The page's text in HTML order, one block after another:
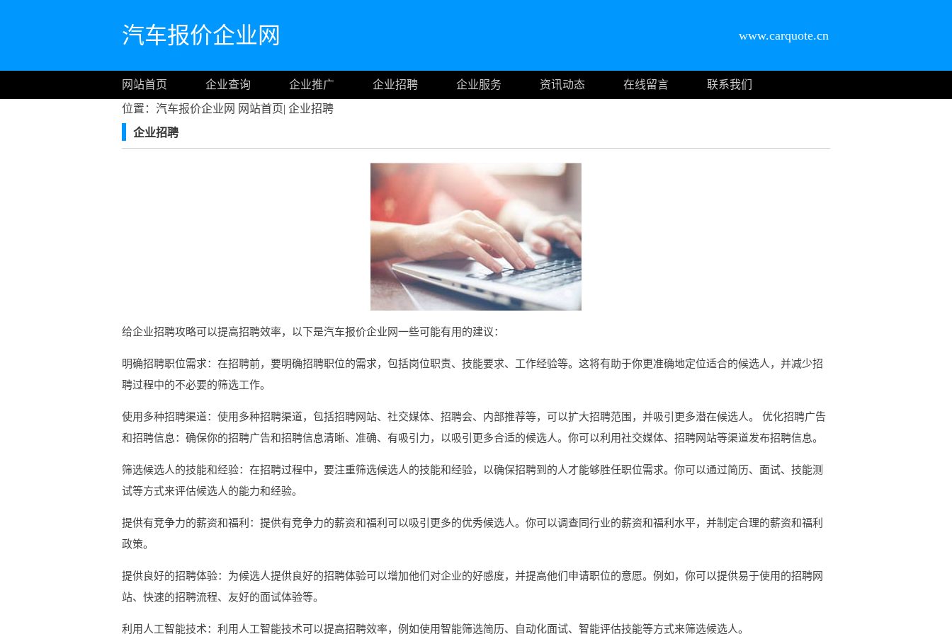
汽车报价企业网 www.carquote.cn
网站首页 企业查询 企业推广 企业招聘 企业服务 资讯动态 在线留言
联系我们
位置：汽车报价企业网 网站首页| 企业招聘
企业招聘
给企业招聘攻略可以提高招聘效率，以下是汽车报价企业网一些可能有用的建议：
明确招聘职位需求：在招聘前，要明确招聘职位的需求，包括岗位职责、技能要求、工作经验等。这将有助于你更准确地定位适合的候选人，并减少招
聘过程中的不必要的筛选工作。
使用多种招聘渠道：使用多种招聘渠道，包括招聘网站、社交媒体、招聘会、内部推荐等，可以扩大招聘范围，并吸引更多潜在候选人。 优化招聘广告
和招聘信息：确保你的招聘广告和招聘信息清晰、准确、有吸引力，以吸引更多合适的候选人。你可以利用社交媒体、招聘网站等渠道发布招聘信息。
筛选候选人的技能和经验：在招聘过程中，要注重筛选候选人的技能和经验，以确保招聘到的人才能够胜任职位需求。你可以通过简历、面试、技能测
试等方式来评估候选人的能力和经验。
提供有竞争力的薪资和福利：提供有竞争力的薪资和福利可以吸引更多的优秀候选人。你可以调查同行业的薪资和福利水平，并制定合理的薪资和福利
政策。
提供良好的招聘体验：为候选人提供良好的招聘体验可以增加他们对企业的好感度，并提高他们申请职位的意愿。例如，你可以提供易于使用的招聘网
站、快速的招聘流程、友好的面试体验等。
利用人工智能技术：利用人工智能技术可以提高招聘效率，例如使用智能筛选简历、自动化面试、智能评估技能等方式来筛选候选人。